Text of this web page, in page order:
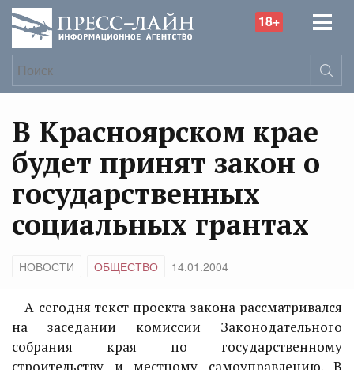
18+
В Красноярском крае
будет принят закон о
государственных
социальных грантах
НОВОСТИ ОБЩЕСТВО 14.01.2004
А сегодня текст проекта закона рассматривался
на заседании комиссии Законодательного
собрания края по государственному